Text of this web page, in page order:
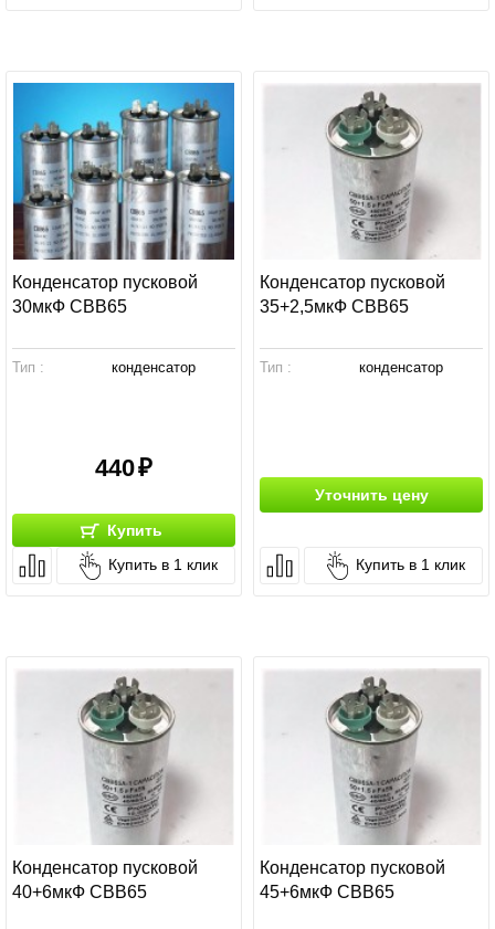
Конденсатор пусковой
30мкФ СВВ65
Тип : конденсатор
440
Купить
Купить в 1 клик
Конденсатор пусковой
35+2,5мкФ СВВ65
Тип : конденсатор
Уточнить цену
Купить в 1 клик
Конденсатор пусковой
40+6мкФ СВВ65
Конденсатор пусковой
45+6мкФ СВВ65